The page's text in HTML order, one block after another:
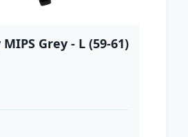
Grey - L (59-61)